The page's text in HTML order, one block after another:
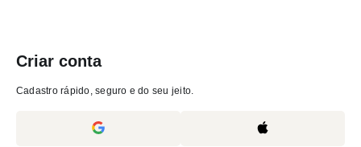
Criar conta
Cadastro rápido, seguro e do seu jeito.